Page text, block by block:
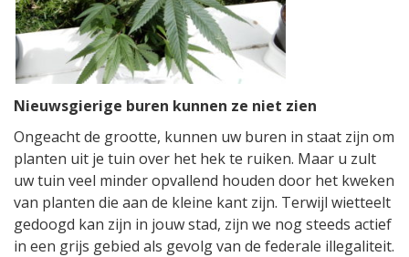
Nieuwsgierige buren kunnen ze niet zien
Ongeacht de grootte, kunnen uw buren in staat zijn om
planten uit je tuin over het hek te ruiken. Maar u zult
uw tuin veel minder opvallend houden door het kweken
van planten die aan de kleine kant zijn. Terwijl wietteelt
gedoogd kan zijn in jouw stad, zijn we nog steeds actief
in een grijs gebied als gevolg van de federale illegaliteit.